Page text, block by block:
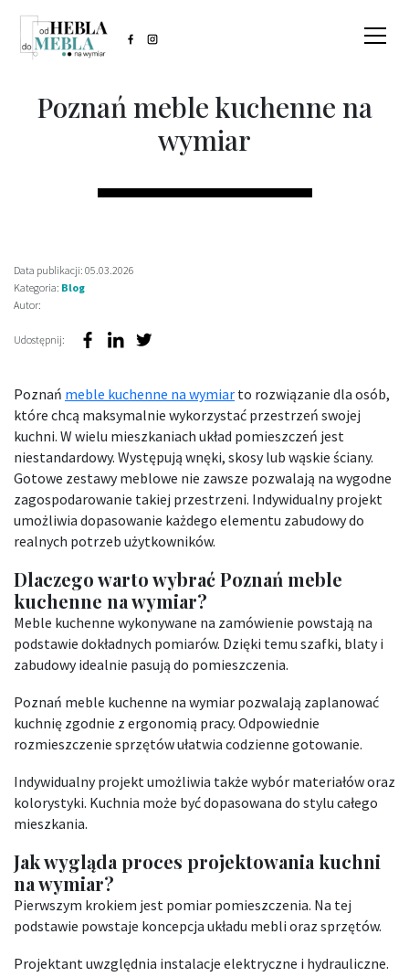
Poznań meble kuchenne na
wymiar
Data publikacji: 05.03.2026
Kategoria: Blog
Autor:
Udostępnij:
Poznań meble kuchenne na wymiar to rozwiązanie dla osób,
które chcą maksymalnie wykorzystać przestrzeń swojej
kuchni. W wielu mieszkaniach układ pomieszczeń jest
niestandardowy. Występują wnęki, skosy lub wąskie ściany.
Gotowe zestawy meblowe nie zawsze pozwalają na wygodne
zagospodarowanie takiej przestrzeni. Indywidualny projekt
umożliwia dopasowanie każdego elementu zabudowy do
realnych potrzeb użytkowników.
Dlaczego warto wybrać Poznań meble
kuchenne na wymiar?
Meble kuchenne wykonywane na zamówienie powstają na
podstawie dokładnych pomiarów. Dzięki temu szafki, blaty i
zabudowy idealnie pasują do pomieszczenia.
Poznań meble kuchenne na wymiar pozwalają zaplanować
kuchnię zgodnie z ergonomią pracy. Odpowiednie
rozmieszczenie sprzętów ułatwia codzienne gotowanie.
Indywidualny projekt umożliwia także wybór materiałów oraz
kolorystyki. Kuchnia może być dopasowana do stylu całego
mieszkania.
Jak wygląda proces projektowania kuchni
na wymiar?
Pierwszym krokiem jest pomiar pomieszczenia. Na tej
podstawie powstaje koncepcja układu mebli oraz sprzętów.
Projektant uwzględnia instalacje elektryczne i hydrauliczne.